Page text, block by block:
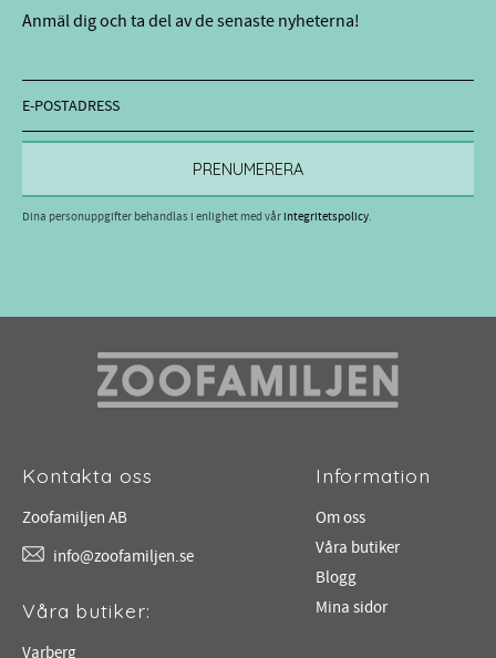
Anmäl dig och ta del av de senaste nyheterna!
PRENUMERERA
Dina personuppgifter behandlas i enlighet med vårintegritetspolicy.
Kontakta oss
Zoofamiljen AB
info@zoofamiljen.se
Våra butiker:
Varberg
Information
Om oss
Våra butiker
Blogg
Mina sidor